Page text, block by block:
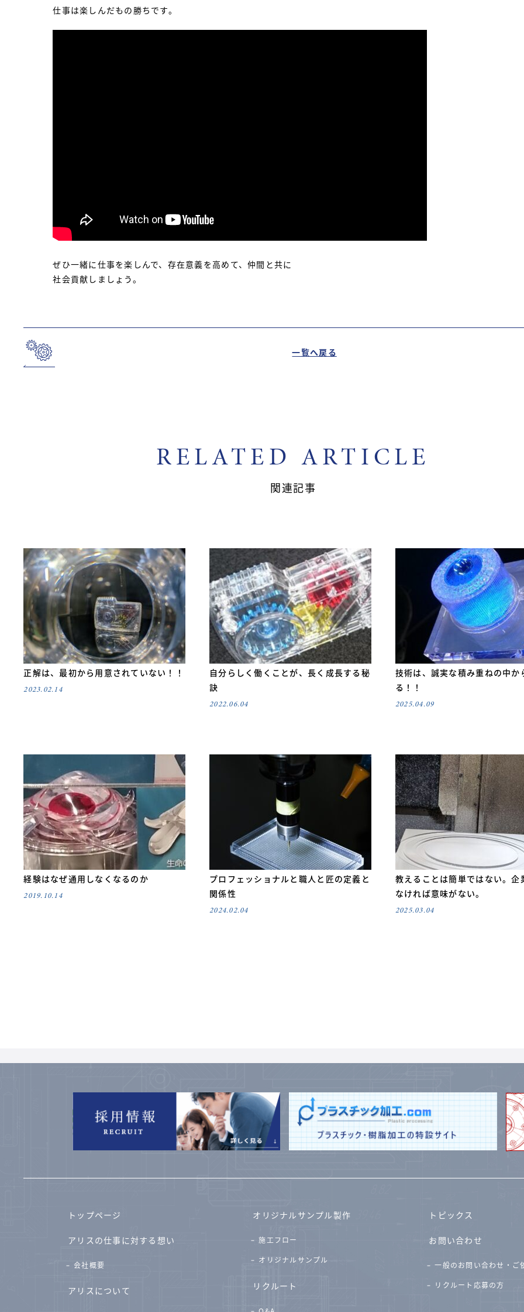
仕事は楽しんだもの勝ちです。
ぜひ一緒に仕事を楽しんで、存在意義を高めて、仲間と共に
社会貢献しましょう。
一覧へ戻る
RELATED ARTICLE
関連記事
正解は、最初から用意されていない！！
2023.02.14
自分らしく働くことが、長く成長する秘
訣
2022.06.04
技術は、誠実な積み重ねの中か
る！！
2025.04.09
経験はなぜ通用しなくなるのか
2019.10.14
プロフェッショナルと職人と匠の定義と
関係性
2024.02.04
教えることは簡単ではない。企
なければ意味がない。
2025.03.04
トップページ
アリスの仕事に対する想い
会社概要
アリスについて
オリジナルサンプル製作
施工フロー
オリジナルサンプル
リクルート
トピックス
お問い合わせ
一般のお問い合わせ・ご
リクルート応募の方